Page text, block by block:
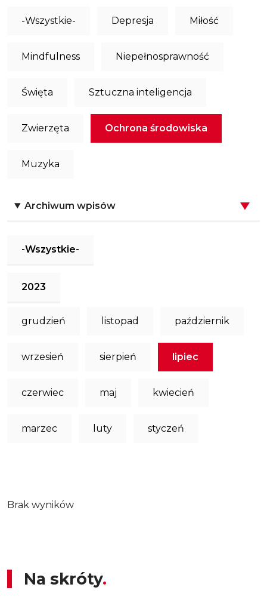
-Wszystkie- Depresja Miłość
Mindfulness Niepełnosprawność
Święta Sztuczna inteligencja
Zwierzęta Ochrona środowiska
Muzyka
Archiwum wpisów
-Wszystkie-
2023
grudzień listopad październik
wrzesień sierpień lipiec
czerwiec maj kwiecień
marzec luty styczeń
Brak wyników
Na skróty